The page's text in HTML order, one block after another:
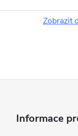
Zobrazit
Informace